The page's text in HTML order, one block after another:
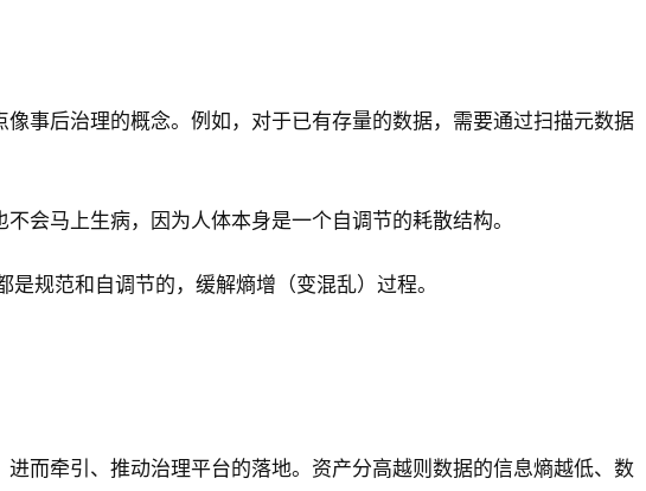
事后治理的概念。例如，对于已有存量的数据，需要通过扫描元数据
会马上生病，因为人体本身是一个自调节的耗散结构。
规范和自调节的，缓解熵增（变混乱）过程。
而牵引、推动治理平台的落地。资产分高越则数据的信息熵越低、数